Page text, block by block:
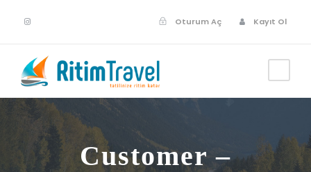
Oturum Aç Kayıt Ol
Customer –